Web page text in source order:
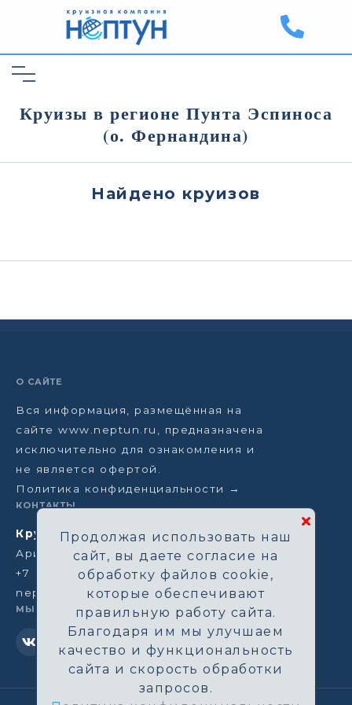
Круизы в регионе Пунта Эспиноса
(о. Фернандина)
Найдено круизов
О САЙТЕ
Вся информация, размещённая на
сайте www.neptun.ru, предназначена
исключительно для ознакомления и
не является офертой.
Политика конфиденциальности →
КОНТАКТЫ
Круизная компания Нептун
Аристарховский пер, 3/1, Москва
+7 (964) 583-14-96
neptun@aha.ru
МЫ В СЕТИ
Продолжая использовать наш
сайт, вы даете согласие на
обработку файлов cookie,
которые обеспечивают
правильную работу сайта.
Благодаря им мы улучшаем
качество и функциональность
сайта и скорость обработки
запросов.